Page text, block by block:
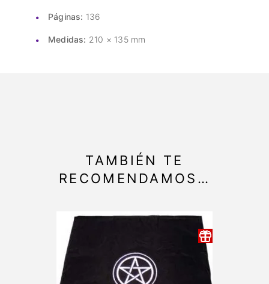
Páginas: 136
Medidas: 210 × 135 mm
TAMBIÉN TE
RECOMENDAMOS…